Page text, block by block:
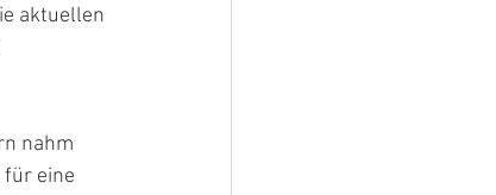
aktuellen
nahm
für eine